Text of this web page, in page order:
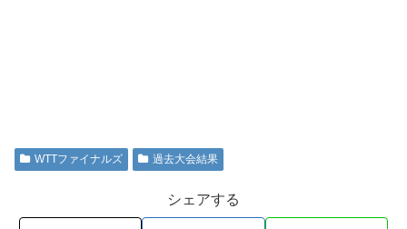
WTTファイナルズ 過去大会結果
シェアする